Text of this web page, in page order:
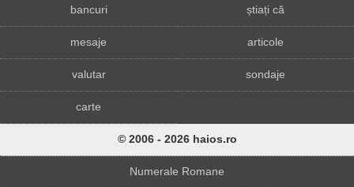
bancuri știați că
mesaje articole
valutar sondaje
carte
© 2006 - 2026 haios.ro
Numerale Romane